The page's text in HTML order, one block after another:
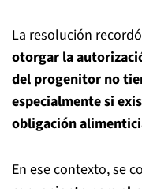
La resolución
otorgar la
del progenitor no
especialmente si
obligación
En ese contexto, se